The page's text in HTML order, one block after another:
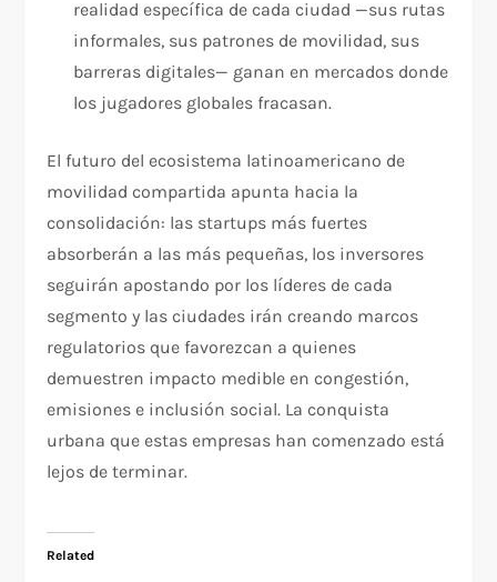
realidad específica de cada ciudad —sus rutas
informales, sus patrones de movilidad, sus
barreras digitales— ganan en mercados donde
los jugadores globales fracasan.
El futuro del ecosistema latinoamericano de
movilidad compartida apunta hacia la
consolidación: las startups más fuertes
absorberán a las más pequeñas, los inversores
seguirán apostando por los líderes de cada
segmento y las ciudades irán creando marcos
regulatorios que favorezcan a quienes
demuestren impacto medible en congestión,
emisiones e inclusión social. La conquista
urbana que estas empresas han comenzado está
lejos de terminar.
Related